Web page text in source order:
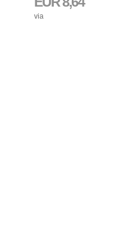
via